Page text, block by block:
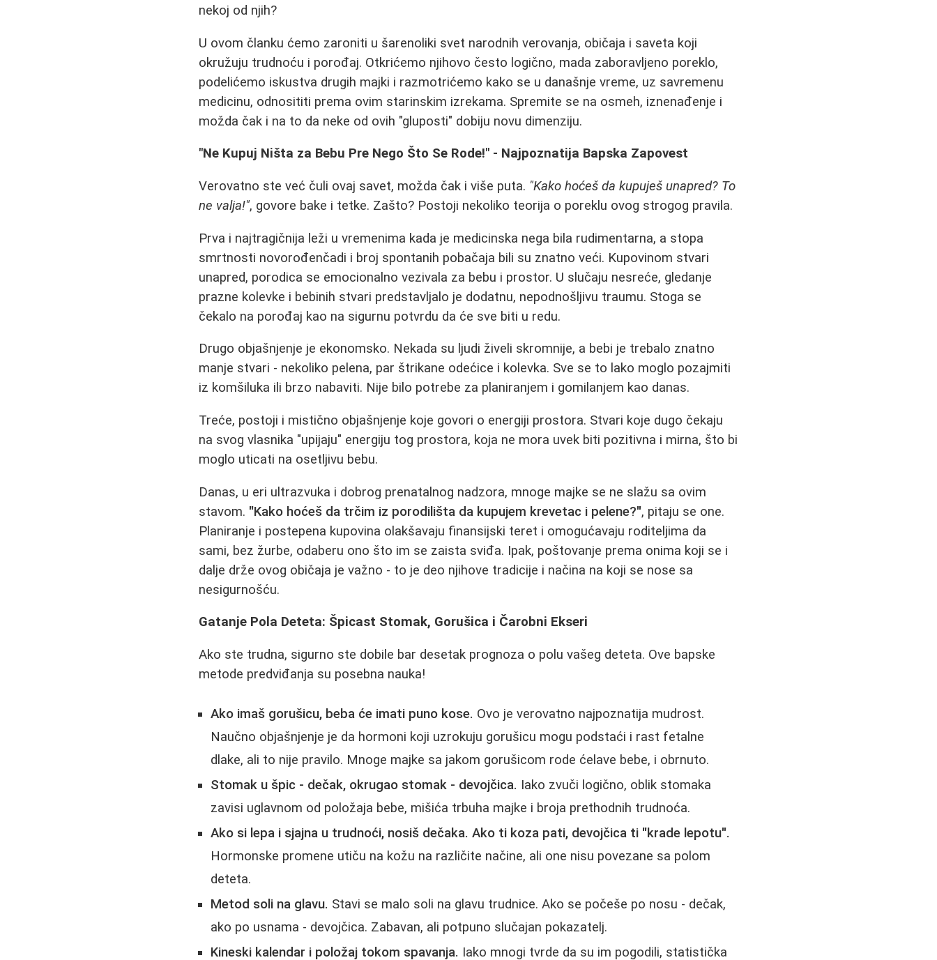
nekoj od njih?
U ovom članku ćemo zaroniti u šarenoliki svet narodnih verovanja, običaja i saveta koji
okružuju trudnoću i porođaj. Otkrićemo njihovo često logično, mada zaboravljeno poreklo,
podelićemo iskustva drugih majki i razmotrićemo kako se u današnje vreme, uz savremenu
medicinu, odnosititi prema ovim starinskim izrekama. Spremite se na osmeh, iznenađenje i
možda čak i na to da neke od ovih "gluposti" dobiju novu dimenziju.
"Ne Kupuj Ništa za Bebu Pre Nego Što Se Rode!" - Najpoznatija Bapska Zapovest
Verovatno ste već čuli ovaj savet, možda čak i više puta. "Kako hoćeš da kupuješ unapred? To
ne valja!", govore bake i tetke. Zašto? Postoji nekoliko teorija o poreklu ovog strogog pravila.
Prva i najtragičnija leži u vremenima kada je medicinska nega bila rudimentarna, a stopa
smrtnosti novorođenčadi i broj spontanih pobačaja bili su znatno veći. Kupovinom stvari
unapred, porodica se emocionalno vezivala za bebu i prostor. U slučaju nesreće, gledanje
prazne kolevke i bebinih stvari predstavljalo je dodatnu, nepodnošljivu traumu. Stoga se
čekalo na porođaj kao na sigurnu potvrdu da će sve biti u redu.
Drugo objašnjenje je ekonomsko. Nekada su ljudi živeli skromnije, a bebi je trebalo znatno
manje stvari - nekoliko pelena, par štrikane odećice i kolevka. Sve se to lako moglo pozajmiti
iz komšiluka ili brzo nabaviti. Nije bilo potrebe za planiranjem i gomilanjem kao danas.
Treće, postoji i mistično objašnjenje koje govori o energiji prostora. Stvari koje dugo čekaju
na svog vlasnika "upijaju" energiju tog prostora, koja ne mora uvek biti pozitivna i mirna, što bi
moglo uticati na osetljivu bebu.
Danas, u eri ultrazvuka i dobrog prenatalnog nadzora, mnoge majke se ne slažu sa ovim
stavom. "Kako hoćeš da trčim iz porodilišta da kupujem krevetac i pelene?", pitaju se one.
Planiranje i postepena kupovina olakšavaju finansijski teret i omogućavaju roditeljima da
sami, bez žurbe, odaberu ono što im se zaista sviđa. Ipak, poštovanje prema onima koji se i
dalje drže ovog običaja je važno - to je deo njihove tradicije i načina na koji se nose sa
nesigurnošću.
Gatanje Pola Deteta: Špicast Stomak, Gorušica i Čarobni Ekseri
Ako ste trudna, sigurno ste dobile bar desetak prognoza o polu vašeg deteta. Ove bapske
metode predviđanja su posebna nauka!
Ako imaš gorušicu, beba će imati puno kose. Ovo je verovatno najpoznatija mudrost.
Naučno objašnjenje je da hormoni koji uzrokuju gorušicu mogu podstaći i rast fetalne
dlake, ali to nije pravilo. Mnoge majke sa jakom gorušicom rode ćelave bebe, i obrnuto.
Stomak u špic - dečak, okrugao stomak - devojčica. Iako zvuči logično, oblik stomaka
zavisi uglavnom od položaja bebe, mišića trbuha majke i broja prethodnih trudnoća.
Ako si lepa i sjajna u trudnoći, nosiš dečaka. Ako ti koza pati, devojčica ti "krade lepotu".
Hormonske promene utiču na kožu na različite načine, ali one nisu povezane sa polom
deteta.
Metod soli na glavu. Stavi se malo soli na glavu trudnice. Ako se počeše po nosu - dečak,
ako po usnama - devojčica. Zabavan, ali potpuno slučajan pokazatelj.
Kineski kalendar i položaj tokom spavanja. Iako mnogi tvrde da su im pogodili, statistička